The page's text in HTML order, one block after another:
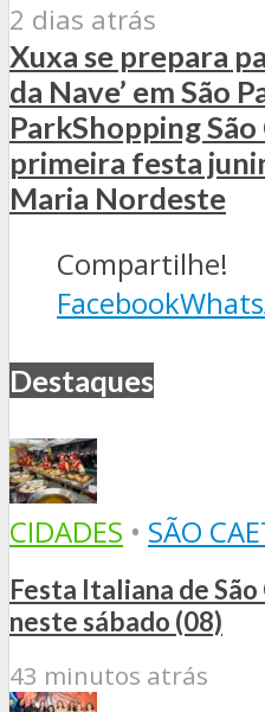
2 dias atrás
Xuxa se prepara
da Nave’ em São
ParkShopping
primeira festa
Maria Nordeste
Compartilhe!
Facebook
Destaques
CIDADES • SÃO
Festa Italiana de
neste sábado (08)
43 minutos atrás